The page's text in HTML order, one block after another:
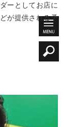
ーとしてお店に
が提供される予